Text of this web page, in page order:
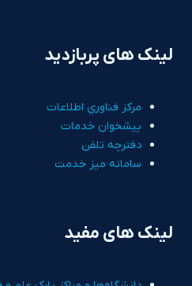
لینک های پربازدید
مرکز فناوري اطلاعات
پيشخوان خدمات
دفترچه تلفن
سامانه ميز خدمت
لینک های مفید